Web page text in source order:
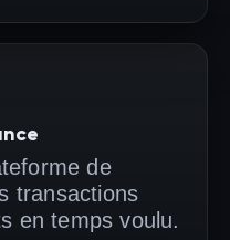
de
transactions
en temps voulu.